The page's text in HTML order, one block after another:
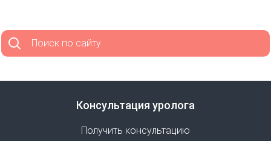
Поиск по сайту
Консультация уролога
Получить консультацию